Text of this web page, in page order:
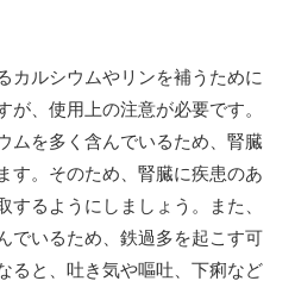
カルシウムやリンを補うために
、使用上の注意が必要です。
ムを多く含んでいるため、腎臓
す。そのため、腎臓に疾患のあ
するようにしましょう。また、
でいるため、鉄過多を起こす可
ると、吐き気や嘔吐、下痢など